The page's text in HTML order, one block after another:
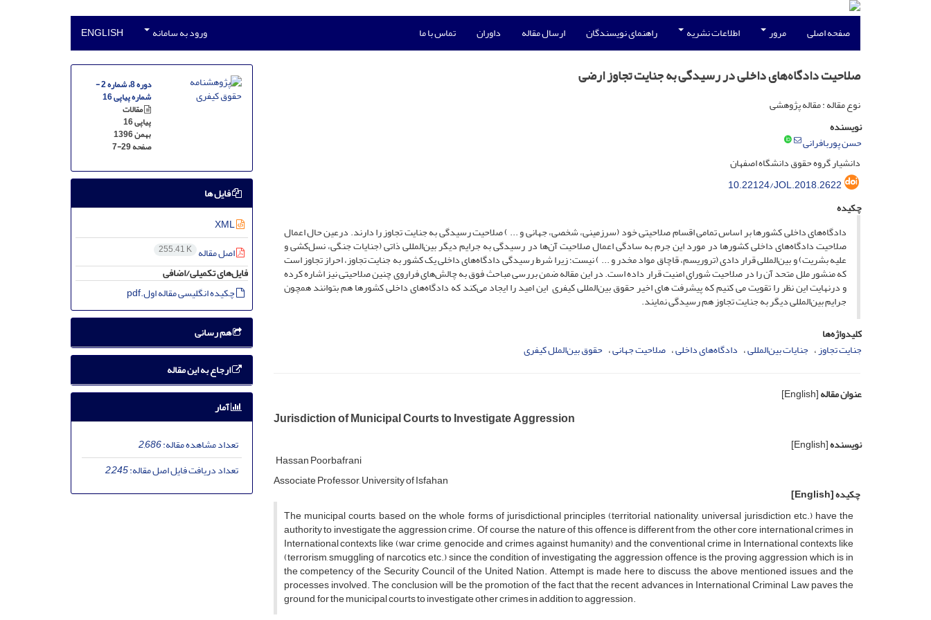
صفحه اصلی مرور اطلاعات نشریه راهنمای نویسندگان ارسال مقاله داوران تماس با ما ورود به سامانه ENGLISH
صلاحیت دادگاه‌های داخلی در رسیدگی به جنایت تجاوز ارضی
نوع مقاله : مقاله پژوهشی
نویسنده
حسن پوربافرانی
دانشیار گروه حقوق دانشگاه اصفهان
10.22124/JOL.2018.2622
چکیده
دادگاه‌های داخلی کشورها بر اساس تمامی اقسام صلاحیتی خود (سرزمینی، شخصی، جهانی و ... ) صلاحیت رسیدگی به جنایت تجاوز را دارند. درعین حال اعمال
صلاحیت دادگاه‌های داخلی کشورها در مورد این جرم به سادگی اعمال صلاحیت آن‌ها در رسیدگی به جرایم دیگر بین‌المللی ذاتی (جنایات جنگی، نسل‌کشی و
علیه بشریت) و بین‌المللی قرار دادی (تروریسم، قاچاق مواد مخدر و ... ) نیست؛ زیرا شرط رسیدگی دادگاه‌های داخلی یک کشور به جنایت تجاوز، احراز تجاوز است
که منشور ملل متحد آن را در صلاحیت شورای امنیت قرار داده است. در این مقاله ضمن بررسی مباحث فوق به چالش‌های فراروی چنین صلاحیتی نیز اشاره کرده
و درنهایت این نظر را تقویت می کنیم که پیشرفت های اخیر حقوق بین‌المللی کیفری این امید را ایجاد می‌کند که دادگاه‌های داخلی کشورها هم بتوانند همچون
جرایم بین‌المللی دیگر به جنایت تجاوز هم رسیدگی نمایند.
کلیدواژه‌ها
جنایت تجاوز جنایات بین‌المللی دادگاه‌های داخلی صلاحیت جهانی حقوق بین‌الملل کیفری
عنوان مقاله[English]
Jurisdiction of Municipal Courts to Investigate Aggression
نویسنده[English]
Hassan Poorbafrani
Associate Professor, University of Isfahan
چکیده[English]
The municipal courts, based on the whole forms of jurisdictional principles (territorial, nationality, universal jurisdiction etc.) have the
authority to investigate the aggression crime. Of course, the nature of this offence is different from the other core international crimes in
International contexts like (war crime, genocide and crimes against humanity) and the conventional crime in International contexts like
(terrorism, smuggling of narcotics etc.) since the condition of investigating the aggression offence is the proving aggression which is in
the competency of the Security Council of the United Nation. Attempt is made here to discuss, the above mentioned issues and the
processes involved. The conclusion will be the promotion of the fact that the recent advances in International Criminal Law paves the
ground, for the municipal courts to investigate other crimes in addition to aggression.
دوره 8، شماره 2 -
شماره پیاپی 16
مقالات
پیاپی 16
بهمن 1396
صفحه7-29
فایل ها
XML
اصل مقاله 255.41 K
فایل‌های تکمیلی/اضافی
چکیده انگلیسی مقاله اول.pdf
هم رسانی
ارجاع به این مقاله
آمار
تعداد مشاهده مقاله:2,686
تعداد دریافت فایل اصل مقاله:2,245